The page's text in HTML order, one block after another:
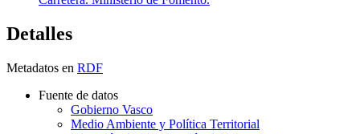
Detalles
Metadatos en RDF
Fuente de datos
Gobierno Vasco
Medio Ambiente y Política Territorial